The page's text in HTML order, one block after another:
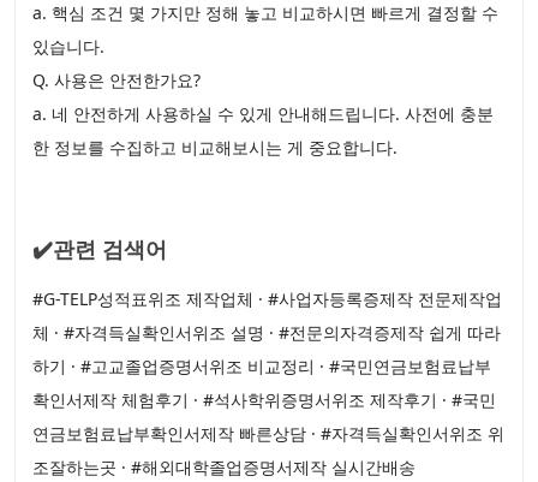
a. 핵심 조건 몇 가지만 정해 놓고 비교하시면 빠르게 결정할 수
있습니다.
Q. 사용은 안전한가요?
a. 네 안전하게 사용하실 수 있게 안내해드립니다. 사전에 충분
한 정보를 수집하고 비교해보시는 게 중요합니다.
✔️관련 검색어
#G-TELP성적표위조 제작업체 · #사업자등록증제작 전문제작업
체 · #자격득실확인서위조 설명 · #전문의자격증제작 쉽게 따라
하기 · #고교졸업증명서위조 비교정리 · #국민연금보험료납부
확인서제작 체험후기 · #석사학위증명서위조 제작후기 · #국민
연금보험료납부확인서제작 빠른상담 · #자격득실확인서위조 위
조잘하는곳 · #해외대학졸업증명서제작 실시간배송